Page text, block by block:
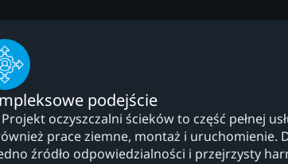
podejście
Projekt oczyszczalni ścieków to część pełnej
prace ziemne, montaż i uruchomienie.
źródło odpowiedzialności i przejrzysty